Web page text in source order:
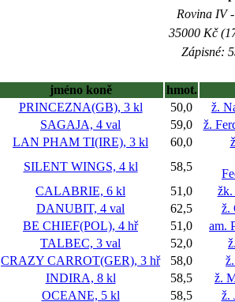
Rovina IV
35000 Kč
Zápisné:
jméno koně
hmot.
PRINCEZNA(GB), 3 kl 50,0
ž.
SAGAJA, 4 val 59,0
ž.
LAN PHAM TI(IRE), 3 kl 60,0
SILENT WINGS, 4 kl 58,5
CALABRIE, 6 kl 51,0
žk.
DANUBIT, 4 val 62,5
ž.
BE CHIEF(POL), 4 hř 51,0
am.
TALBEC, 3 val 52,0
CRAZY CARROT(GER), 3 hř 58,0
INDIRA, 8 kl 58,5
ž.
OCEANE, 5 kl 58,5
ž.